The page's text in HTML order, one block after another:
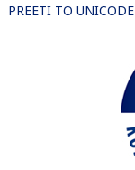
PREETI TO UNICODE